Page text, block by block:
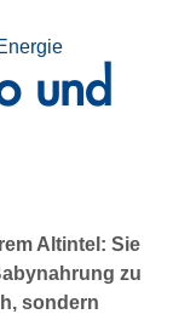
und
Altintel: Sie
zu
sondern